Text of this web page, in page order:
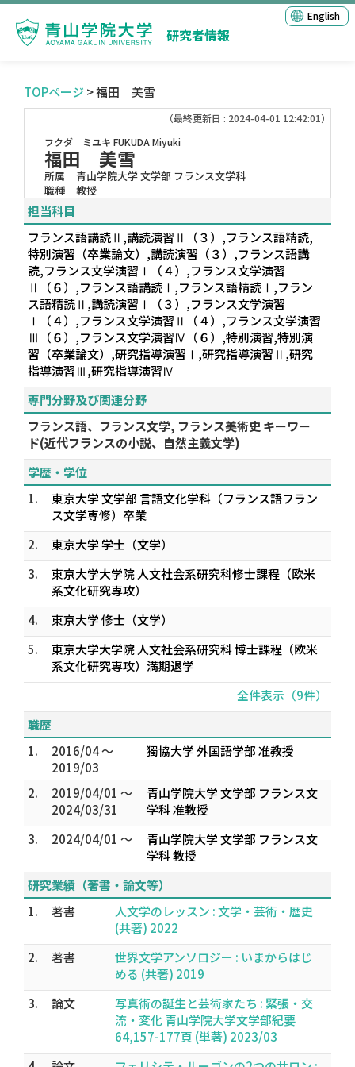
研究者情報
English
TOPページ > 福田 美雪
（最終更新日 : 2024-04-01 12:42:01）
フクダ ミユキ FUKUDA Miyuki
福田 美雪
所属
青山学院大学 文学部 フランス文学科
職種
教授
担当科目
フランス語講読Ⅱ,講読演習Ⅱ（３）,フランス語精読,
特別演習（卒業論文）,講読演習（３）,フランス語講
読,フランス文学演習Ⅰ（４）,フランス文学演習
Ⅱ（６）,フランス語講読Ⅰ,フランス語精読Ⅰ,フラン
ス語精読Ⅱ,講読演習Ⅰ（３）,フランス文学演習
Ⅰ（４）,フランス文学演習Ⅱ（４）,フランス文学演習
Ⅲ（６）,フランス文学演習Ⅳ（６）,特別演習,特別演
習（卒業論文）,研究指導演習Ⅰ,研究指導演習Ⅱ,研究
指導演習Ⅲ,研究指導演習Ⅳ
専門分野及び関連分野
フランス語、フランス文学, フランス美術史 キーワー
ド(近代フランスの小説、自然主義文学)
学歴・学位
1.
東京大学 文学部 言語文化学科（フランス語フラン
ス文学専修）卒業
2.
東京大学 学士（文学）
3.
東京大学大学院 人文社会系研究科修士課程（欧米
系文化研究専攻）
4.
東京大学 修士（文学）
5.
東京大学大学院 人文社会系研究科 博士課程（欧米
系文化研究専攻）満期退学
全件表示（9件）
職歴
1.
2016/04 ～
2019/03
獨協大学 外国語学部 准教授
2.
2019/04/01 ～
2024/03/31
青山学院大学 文学部 フランス文
学科 准教授
3.
2024/04/01 ～
青山学院大学 文学部 フランス文
学科 教授
研究業績（著書・論文等）
1.
著書
人文学のレッスン : 文学・芸術・歴史
(共著) 2022
2.
著書
世界文学アンソロジー : いまからはじ
める (共著) 2019
3.
論文
写真術の誕生と芸術家たち : 緊張・交
流・変化 青山学院大学文学部紀要
64,157-177頁 (単著) 2023/03